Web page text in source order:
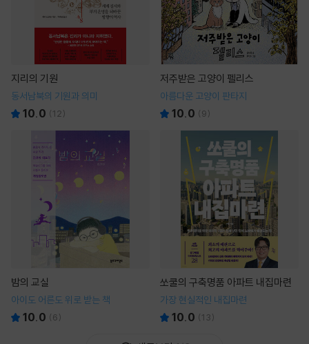
지리의 기원
동서남북의 기원과 의미
10.0 (12)
저주받은 고양이 펠리스
아름다운 고양이 판타지
10.0 (9)
밤의 교실
아이도 어른도 위로 받는 책
10.0 (6)
쏘쿨의 구축명품 아파트 내집마련
가장 현실적인 내집마련
10.0 (13)